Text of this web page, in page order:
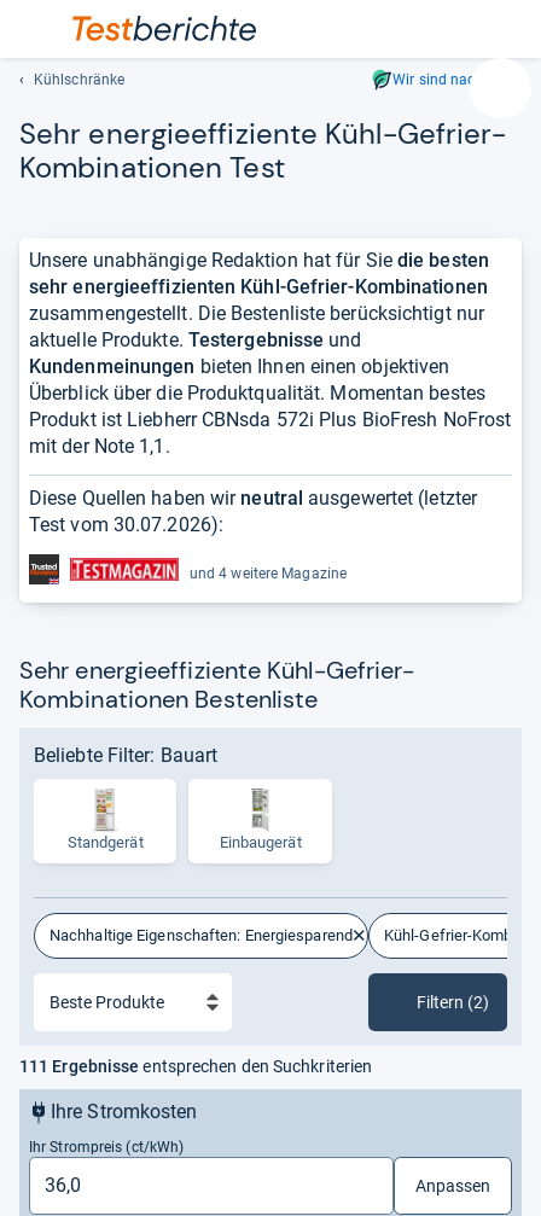
Geben
ein.
lassen
sich
den
Kühlschränke Wir sind nachhaltig
Sehr ener­gie­ef­fi­zi­ente Kühl-​Gefrier-​
Kom­bi­na­tio­nen Test
Unsere unabhängige Redaktion hat für Sie die besten
sehr energieeffizienten Kühl-Gefrier-Kombinationen
zusammengestellt. Die Bestenliste berücksichtigt nur
aktuelle Produkte. Testergebnisse und
Kundenmeinungen bieten Ihnen einen objektiven
Überblick über die Produktqualität. Momentan bestes
Produkt ist Liebherr CBNsda 572i Plus BioFresh NoFrost
mit der Note 1,1.
Diese Quellen haben wir neutral ausgewertet (letzter
Test vom 30.07.2026):
und 4 weitere Magazine
Sehr energieeffiziente Kühl-Gefrier-
Kombinationen Bestenliste
Beliebte Filter: Bauart
Standgerät Ein­bau­ge­rät
Nachhaltige Eigenschaften: Energiesparend Kühl-Gefrier-
Filtern (2)
111 Ergebnisse entsprechen den Suchkriterien
Ihre Stromkosten
Ihr Strompreis (ct/kWh)
Anpassen